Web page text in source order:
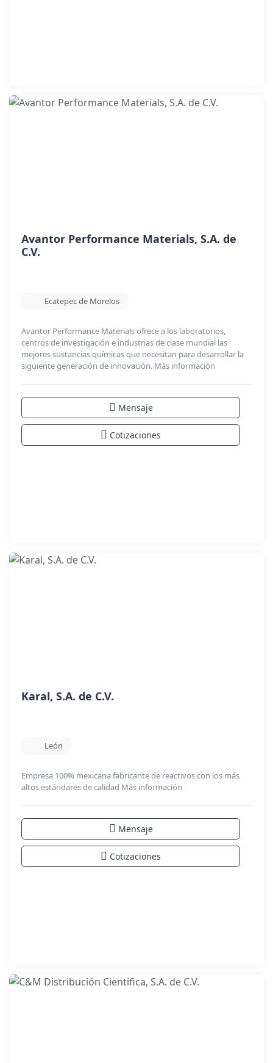
Avantor Performance Materials, S.A. de
C.V.
Ecatepec de Morelos
Avantor Performance Materials ofrece a los laboratorios,
centros de investigación e industrias de clase mundial las
mejores sustancias químicas que necesitan para desarrollar la
siguiente generación de innovación. Más información
Mensaje
Cotizaciones
Karal, S.A. de C.V.
León
Empresa 100% mexicana fabricante de reactivos con los más
altos estándares de calidad Más información
Mensaje
Cotizaciones